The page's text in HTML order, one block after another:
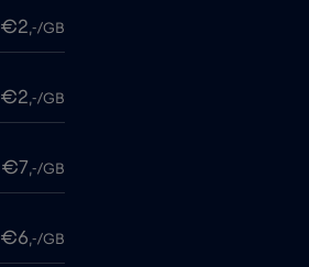
€2,-/GB
€2,-/GB
€7,-/GB
€6,-/GB